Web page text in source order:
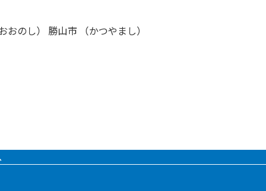
のし） 勝山市 （かつやまし）